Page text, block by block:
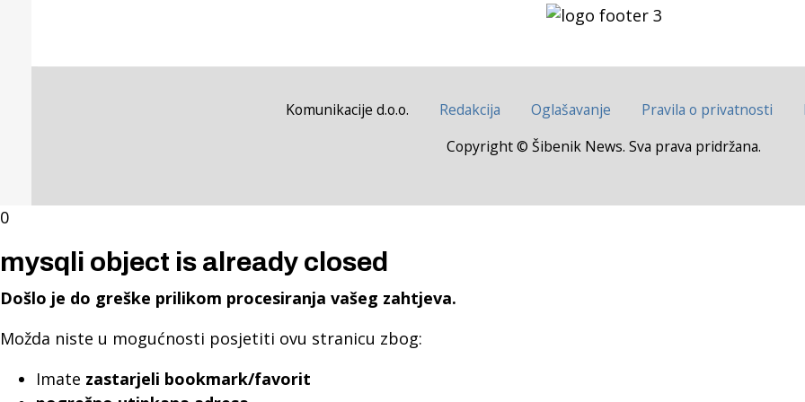
Komunikacije d.o.o. Redakcija Oglašavanje Pravila o privatnosti
Copyright © Šibenik News. Sva prava pridržana.
0
mysqli object is already closed
Došlo je do greške prilikom procesiranja vašeg zahtjeva.
Možda niste u mogućnosti posjetiti ovu stranicu zbog:
Imate zastarjeli bookmark/favorit